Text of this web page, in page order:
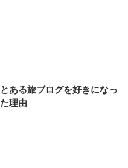
とある旅ブログを好きになっ
た理由